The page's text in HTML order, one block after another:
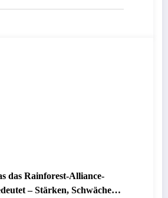
das Rainforest-Alliance-
– Stärken, Schwächen,